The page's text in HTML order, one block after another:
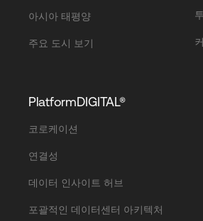
아시아 태평양
주요 도시 보기
PlatformDIGITAL®
코로케이션
연결성
데이터 인사이트 허브
포괄적인 데이터센터 아키텍처